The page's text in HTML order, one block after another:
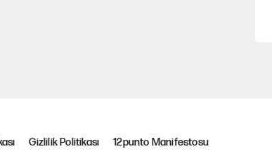
Gizlilik Politikası 12punto Manifestosu